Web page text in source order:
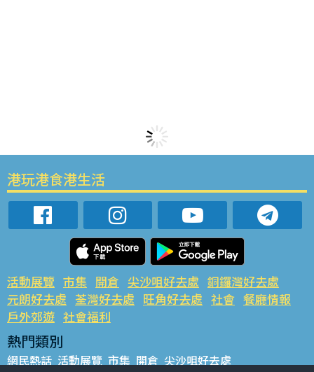
港玩港食港生活
活動展覽 市集 開倉 尖沙咀好去處 銅鑼灣好去處
元朗好去處 荃灣好去處 旺角好去處 社會 餐廳情報
戶外郊遊 社會福利
熱門類別
網民熱話 活動展覽 市集 開倉 尖沙咀好去處